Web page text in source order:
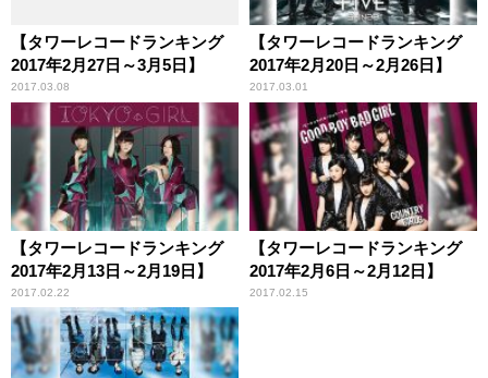
【タワーレコードランキング
2017年2月27日～3月5日】
2017.03.08
【タワーレコードランキング
2017年2月20日～2月26日】
2017.03.01
【タワーレコードランキング
2017年2月13日～2月19日】
2017.02.22
【タワーレコードランキング
2017年2月6日～2月12日】
2017.02.15